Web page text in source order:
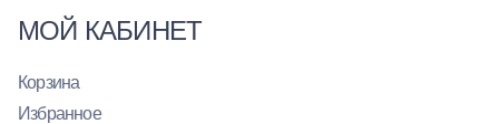
МОЙ КАБИНЕТ
Корзина
Избранное